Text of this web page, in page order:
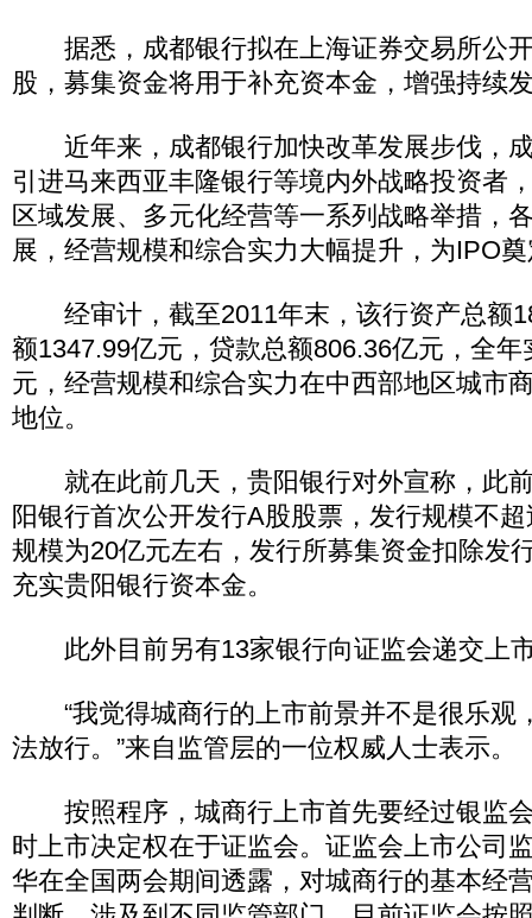
据悉，成都银行拟在上海证券交易所公
股，募集资金将用于补充资本金，增强持续
近年来，成都银行加快改革发展步伐，
引进马来西亚丰隆银行等境内外战略投资者
区域发展、多元化经营等一系列战略举措，
展，经营规模和综合实力大幅提升，为IPO
经审计，截至2011年末，该行资产总额
额1347.99亿元，贷款总额806.36亿元，全
元，经营规模和综合实力在中西部地区城市
地位。
就在此前几天，贵阳银行对外宣称，此
阳银行首次公开发行A股股票，发行规模不
规模为20亿元左右，发行所募集资金扣除发
充实贵阳银行资本金。
此外目前另有13家银行向证监会递交上
“我觉得城商行的上市前景并不是很乐观
法放行。”来自监管层的一位权威人士表示。
按照程序，城商行上市首先要经过银监
时上市决定权在于证监会。证监会上市公司
华在全国两会期间透露，对城商行的基本经